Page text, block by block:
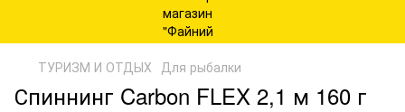
ТУРИЗМ И ОТДЫХ Для рыбалки
Спиннинг Carbon FLEX 2,1 м 160 г